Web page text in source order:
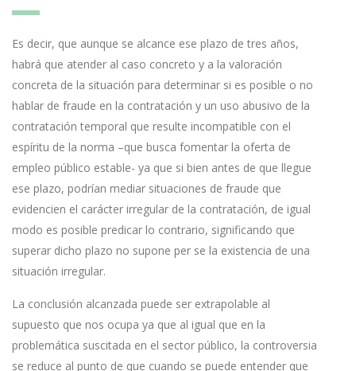
Es decir, que aunque se alcance ese plazo de tres años,
habrá que atender al caso concreto y a la valoración
concreta de la situación para determinar si es posible o no
hablar de fraude en la contratación y un uso abusivo de la
contratación temporal que resulte incompatible con el
espíritu de la norma –que busca fomentar la oferta de
empleo público estable- ya que si bien antes de que llegue
ese plazo, podrían mediar situaciones de fraude que
evidencien el carácter irregular de la contratación, de igual
modo es posible predicar lo contrario, significando que
superar dicho plazo no supone per se la existencia de una
situación irregular.
La conclusión alcanzada puede ser extrapolable al
supuesto que nos ocupa ya que al igual que en la
problemática suscitada en el sector público, la controversia
se reduce al punto de que cuando se puede entender que